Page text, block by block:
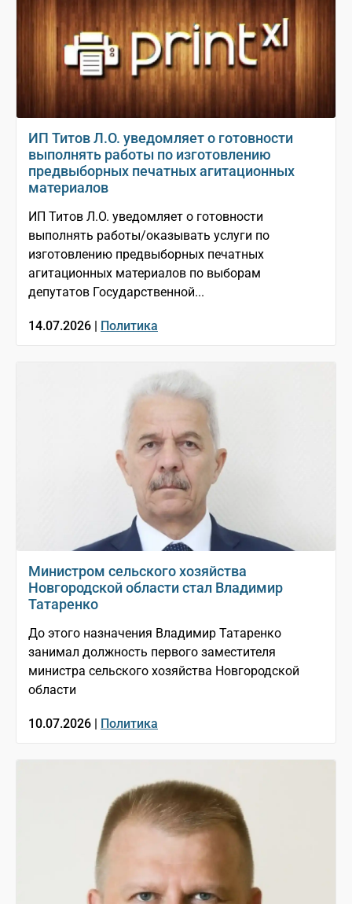
ИП Титов Л.О. уведомляет о готовности
выполнять работы по изготовлению
предвыборных печатных агитационных
материалов
ИП Титов Л.О. уведомляет о готовности
выполнять работы/оказывать услуги по
изготовлению предвыборных печатных
агитационных материалов по выборам
депутатов Государственной...
14.07.2026 | Политика
Министром сельского хозяйства
Новгородской области стал Владимир
Татаренко
До этого назначения Владимир Татаренко
занимал должность первого заместителя
министра сельского хозяйства Новгородской
области
10.07.2026 | Политика